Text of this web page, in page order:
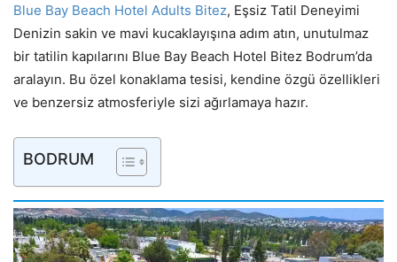
Blue Bay Beach Hotel Adults Bitez, Eşsiz Tatil Deneyimi
Denizin sakin ve mavi kucaklayışına adım atın, unutulmaz
bir tatilin kapılarını Blue Bay Beach Hotel Bitez Bodrum’da
aralayın. Bu özel konaklama tesisi, kendine özgü özellikleri
ve benzersiz atmosferiyle sizi ağırlamaya hazır.
BODRUM